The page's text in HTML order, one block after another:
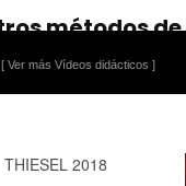
[ Ver más Vídeos didácticos ]
THIESEL 2018